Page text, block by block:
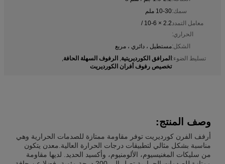
سمك:10-30 ملم
معامل التمدد
الحراري:
2.2 × 10-6 /
الشكل:مستطيل ، دائري ، مربع
تسليط الضوء:المرافق الكورديريتية, الرفوف السهلة الحافة,
تخصيص رفوف أفران الكورديريت
وصف المنتج:
أرفف الفرن كورديريت توفر مقاومة ممتازة للصدمات الحرارية وهي
مناسبة بشكل مثالي لتطبيقات درجات الحرارة العالية.معدن يتكون
من سليكات المغنيسيوم، الألومنيوم، وأكسيد الحديد. لديها مقاومة